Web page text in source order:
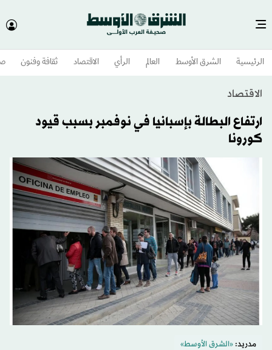
الرئيسية الشرق الأوسط​ العالم الرأي الاقتصاد ثقافة وفنون
الاقتصاد
ارتفاع البطالة بإسبانيا في نوفمبر بسبب قيود
كورونا
مدريد:«الشرق الأوسط»